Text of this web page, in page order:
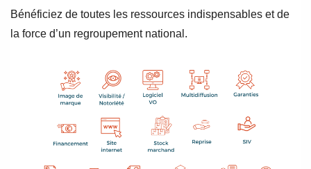
Bénéficiez de toutes les ressources indispensables et de
la force d’un regroupement national.